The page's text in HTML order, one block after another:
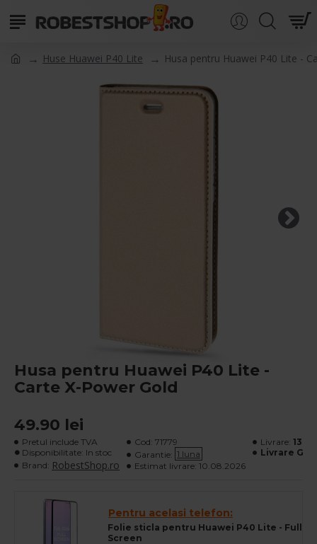
Huse Huawei P40 Lite Husa pentru Huawei P40 Lite -
Husa pentru Huawei P40 Lite -
Carte X-Power Gold
49.90 lei
Pretul include TVA
Disponibilitate: In stoc
Brand: RobestShop.ro
Cod: 71779
Garantie: 1 luna
Estimat livrare: 10.08.2026
Livrare: 13 lei
Livrare
Pentru acelasi telefon:
Folie sticla pentru Huawei P40 Lite - Full
Screen